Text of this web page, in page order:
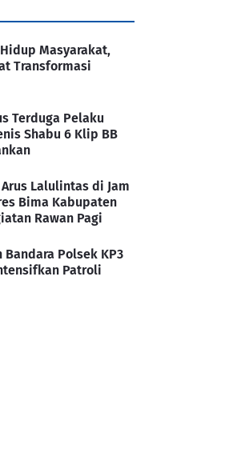
Masyarakat,
Transformasi
Terduga Pelaku
Shabu 6 Klip BB
Lalulintas di Jam
Bima Kabupaten
Rawan Pagi
Polsek KP3
Patroli